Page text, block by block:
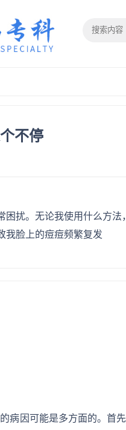
不停
扰。无论我使用什么方
我脸上的痘痘频繁复发
病因可能是多方面的。首